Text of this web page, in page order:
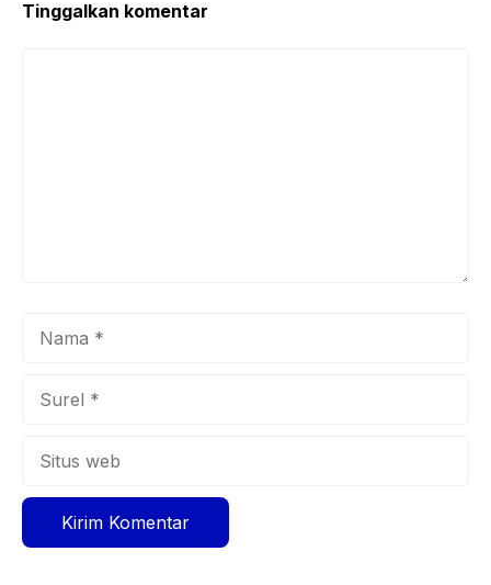
Tinggalkan komentar